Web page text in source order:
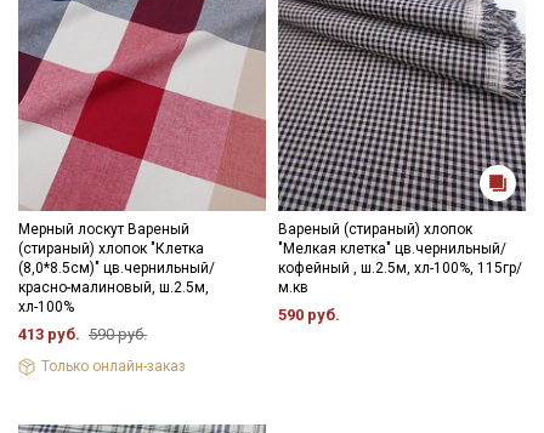
Мерный лоскут Вареный
(стираный) хлопок "Клетка
(8,0*8.5см)" цв.чернильный/
красно-малиновый, ш.2.5м,
хл-100%
413 руб. 590 руб.
Только онлайн-заказ
Вареный (стираный) хлопок
"Мелкая клетка" цв.чернильный/
кофейный , ш.2.5м, хл-100%, 115гр/
м.кв
590 руб.